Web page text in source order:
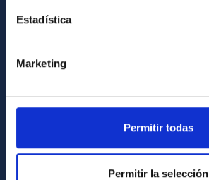
Estadística
Marketing
Permitir todas
Permitir la selección
Biblioteca